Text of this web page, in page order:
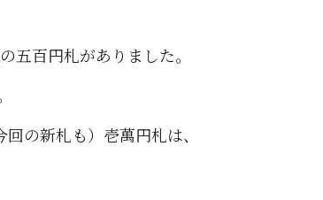
百円札がありました。
の新札も）壱萬円札は、